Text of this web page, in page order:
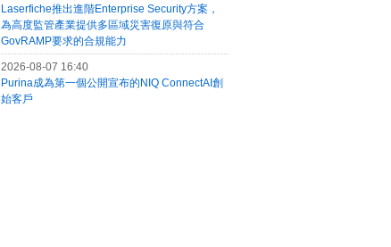
Laserfiche推出進階Enterprise Security方案，
為高度監管產業提供多區域災害復原與符合
GovRAMP要求的合規能力
2026-08-07 16:40
Purina成為第一個公開宣布的NIQ ConnectAI創
始客戶